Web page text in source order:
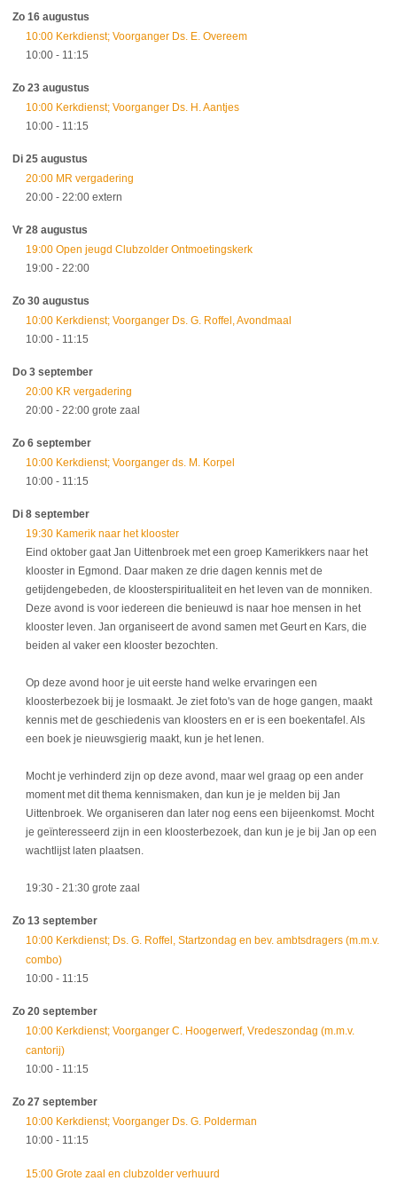
Zo 16 augustus
10:00 Kerkdienst; Voorganger Ds. E. Overeem
10:00 - 11:15
Zo 23 augustus
10:00 Kerkdienst; Voorganger Ds. H. Aantjes
10:00 - 11:15
Di 25 augustus
20:00 MR vergadering
20:00 - 22:00 extern
Vr 28 augustus
19:00 Open jeugd Clubzolder Ontmoetingskerk
19:00 - 22:00
Zo 30 augustus
10:00 Kerkdienst; Voorganger Ds. G. Roffel, Avondmaal
10:00 - 11:15
Do 3 september
20:00 KR vergadering
20:00 - 22:00 grote zaal
Zo 6 september
10:00 Kerkdienst; Voorganger ds. M. Korpel
10:00 - 11:15
Di 8 september
19:30 Kamerik naar het klooster
Eind oktober gaat Jan Uittenbroek met een groep Kamerikkers naar het
klooster in Egmond. Daar maken ze drie dagen kennis met de
getijdengebeden, de kloosterspiritualiteit en het leven van de monniken.
Deze avond is voor iedereen die benieuwd is naar hoe mensen in het
klooster leven. Jan organiseert de avond samen met Geurt en Kars, die
beiden al vaker een klooster bezochten.
Op deze avond hoor je uit eerste hand welke ervaringen een
kloosterbezoek bij je losmaakt. Je ziet foto's van de hoge gangen, maakt
kennis met de geschiedenis van kloosters en er is een boekentafel. Als
een boek je nieuwsgierig maakt, kun je het lenen.
Mocht je verhinderd zijn op deze avond, maar wel graag op een ander
moment met dit thema kennismaken, dan kun je je melden bij Jan
Uittenbroek. We organiseren dan later nog eens een bijeenkomst. Mocht
je geïnteresseerd zijn in een kloosterbezoek, dan kun je je bij Jan op een
wachtlijst laten plaatsen.
19:30 - 21:30 grote zaal
Zo 13 september
10:00 Kerkdienst; Ds. G. Roffel, Startzondag en bev. ambtsdragers (m.m.v.
combo)
10:00 - 11:15
Zo 20 september
10:00 Kerkdienst; Voorganger C. Hoogerwerf, Vredeszondag (m.m.v.
cantorij)
10:00 - 11:15
Zo 27 september
10:00 Kerkdienst; Voorganger Ds. G. Polderman
10:00 - 11:15
15:00 Grote zaal en clubzolder verhuurd